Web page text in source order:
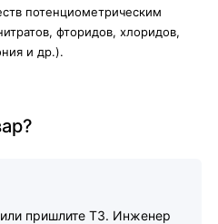
потенциометрическим
фторидов, хлоридов,
и др.).
или пришлите ТЗ. Инженер